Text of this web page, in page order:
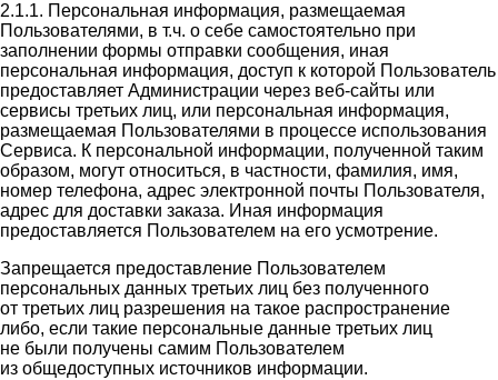
2.1.1. Персональная информация, размещаемая
Пользователями, в т.ч. о себе самостоятельно при
заполнении формы отправки сообщения, иная
персональная информация, доступ к которой Пользователь
предоставляет Администрации через веб-сайты или
сервисы третьих лиц, или персональная информация,
размещаемая Пользователями в процессе использования
Сервиса. К персональной информации, полученной таким
образом, могут относиться, в частности, фамилия, имя,
номер телефона, адрес электронной почты Пользователя,
адрес для доставки заказа. Иная информация
предоставляется Пользователем на его усмотрение.
Запрещается предоставление Пользователем
персональных данных третьих лиц без полученного
от третьих лиц разрешения на такое распространение
либо, если такие персональные данные третьих лиц
не были получены самим Пользователем
из общедоступных источников информации.